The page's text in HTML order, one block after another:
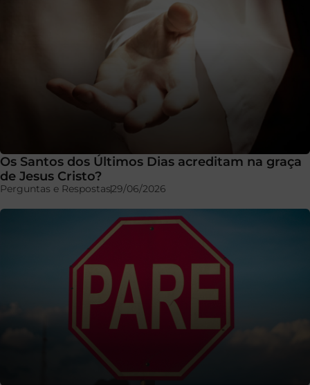
Os Santos dos Últimos Dias acreditam na graça
de Jesus Cristo?
Perguntas e Respostas29/06/2026